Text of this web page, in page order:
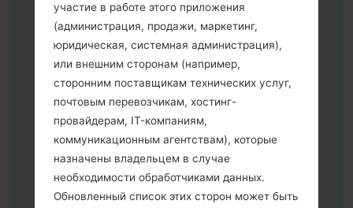
Вам необходимо 1 (Выбрать 1 файл
прошивки здесь) или 5 (Выбрать 5
файл прошивки здесь) файлов для
прошивки:
AP: "System & Recovery"
CP: "Modem & Radio"
CSC _ ***: "Country & Region & Operator"
HOME_CSC _ ***: "Country & Region &
Operator"
Добавьте все файлы в программу Odin
3.
участие в работе этого приложения
(администрация, продажи, маркетинг,
юридическая, системная администрация),
или внешним сторонам (например,
сторонним поставщикам технических услуг,
почтовым перевозчикам, хостинг-
провайдерам, IT-компаниям,
коммуникационным агентствам), которые
назначены владельцем в случае
необходимости обработчиками данных.
Обновленный список этих сторон может быть